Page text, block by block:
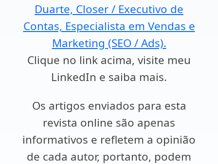
Duarte, Closer / Executivo de
Contas, Especialista em Vendas e
Marketing (SEO / Ads).
Clique no link acima, visite meu
LinkedIn e saiba mais.
Os artigos enviados para esta
revista online são apenas
informativos e refletem a opinião
de cada autor, portanto, podem